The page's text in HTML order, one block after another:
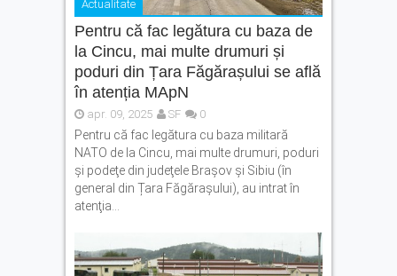
Actualitate
Pentru că fac legătura cu baza de
la Cincu, mai multe drumuri și
poduri din Țara Făgărașului se află
în atenția MApN
apr. 09, 2025 SF 0
Pentru că fac legătura cu baza militară
NATO de la Cincu, mai multe drumuri, poduri
şi podeţe din judeţele Braşov şi Sibiu (în
general din Țara Făgărașului), au intrat în
atenţia...